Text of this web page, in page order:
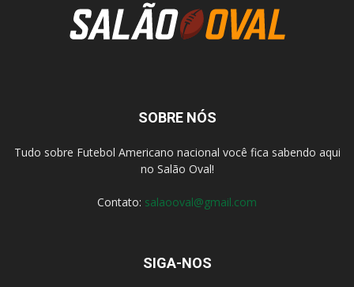
SOBRE NÓS
Tudo sobre Futebol Americano nacional você fica sabendo aqui
no Salão Oval!
Contato: salaooval@gmail.com
SIGA-NOS